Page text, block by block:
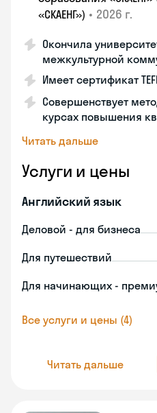
«СКАЕНГ») • 2026 г.
Окончила
межкультурной
Имеет сертификат
Совершенствует
курсах повышения
Читать дальше
Услуги и цены
Английский язык
Деловой - для бизнеса
Для путешествий
Для начинающих -
Все услуги и цены (4)
Читать дальше